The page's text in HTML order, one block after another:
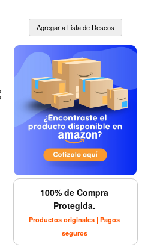
100% de Compra
Protegida.
Productos originales | Pagos
seguros